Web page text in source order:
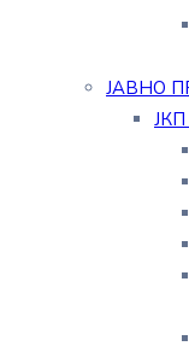
ЈАВНО